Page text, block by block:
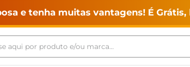
e tenha muitas vantagens! É
aqui por produto e/ou marca...